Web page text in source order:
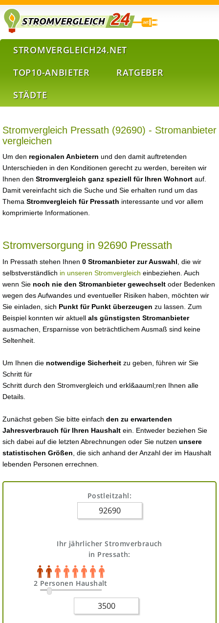
STROMVERGLEICH24.NET
TOP10-ANBIETER
RATGEBER
STÄDTE
Stromvergleich Pressath (92690) - Stromanbieter
vergleichen
Um den regionalen Anbietern und den damit auftretenden
Unterschieden in den Konditionen gerecht zu werden, bereiten wir
Ihnen den Stromvergleich ganz speziell für Ihren Wohnort auf.
Damit vereinfacht sich die Suche und Sie erhalten rund um das
Thema Stromvergleich für Pressath interessante und vor allem
komprimierte Informationen.
Stromversorgung in 92690 Pressath
In Pressath stehen Ihnen 0 Stromanbieter zur Auswahl , die wir
selbstverständlich in unseren Stromvergleich einbeziehen. Auch
wenn Sie noch nie den Stromanbieter gewechselt oder Bedenken
wegen des Aufwandes und eventueller Risiken haben, möchten wir
Sie einladen, sich Punkt für Punkt überzeugen zu lassen. Zum
Beispiel konnten wir aktuell als günstigsten Stromanbieter
ausmachen, Ersparnisse von beträchtlichem Ausmaß sind keine
Seltenheit.
Um Ihnen die notwendige Sicherheit zu geben, führen wir Sie
Schritt für
Schritt durch den Stromvergleich und erkl&aauml;ren Ihnen alle
Details.
Zunächst geben Sie bitte einfach den zu erwartenden
Jahresverbrauch für Ihren Haushalt ein. Entweder beziehen Sie
sich dabei auf die letzten Abrechnungen oder Sie nutzen unsere
statistischen Größen , die sich anhand der Anzahl der im Haushalt
lebenden Personen errechnen.
Postleitzahl:
Ihr jährlicher Stromverbrauch
in Pressath:
2 Personen Haushalt